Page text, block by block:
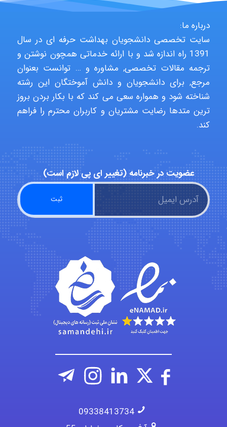
Alirez0990
hosein abdolvand
emami
ehtesham
Iman Hosseini
Chehri
درباره ما:
سایت تخصصی دانشجویان بهداشت حرفه ای در سال
1391 راه اندازه شد و با ارائه خدماتی همچون نوشتن و
ترجمه مقالات تخصصی, مشاوره و … توانست بعنوان
مرجع, برای دانشجویان و دانش آموختگان این رشته
شناخته شود و همواره سعی می کند که با بکار بردن بروز
ترین متدها رضایت مشتریان و کاربران محترم را فراهم
کند.
عضویت در خبرنامه (تغییر ای پی لازم است)
09338413734